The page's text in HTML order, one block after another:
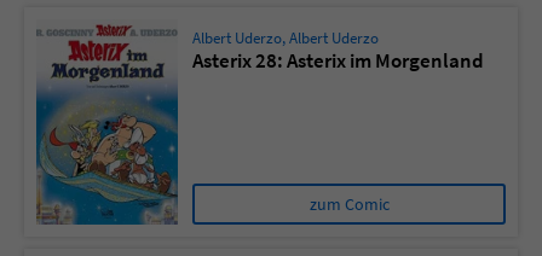
Albert Uderzo,Albert Uderzo
Asterix 28: Asterix im Morgenland
zum Comic